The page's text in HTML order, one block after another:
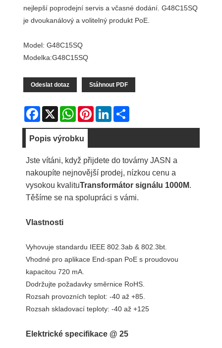
nejlepší poprodejní servis a včasné dodání. G48C15SQ
je dvoukanálový a volitelný produkt PoE.
Model: G48C15SQ
Modelka:G48C15SQ
Odeslat dotaz Stáhnout PDF
Facebook
X WhatsAppPinterestLinkedIn
Popis výrobku
Jste vítáni, když přijdete do továrny JASN a
nakoupíte nejnovější prodej, nízkou cenu a
vysokou kvalituTransformátor signálu 1000M.
Těšíme se na spolupráci s vámi.
Vlastnosti
Vyhovuje standardu IEEE 802.3ab & 802.3bt.
Vhodné pro aplikace End-span PoE s proudovou
kapacitou 720 mA.
Dodržujte požadavky směrnice RoHS.
Rozsah provozních teplot: -40 až +85.
Rozsah skladovací teploty: -40 až +125
Elektrické specifikace @ 25